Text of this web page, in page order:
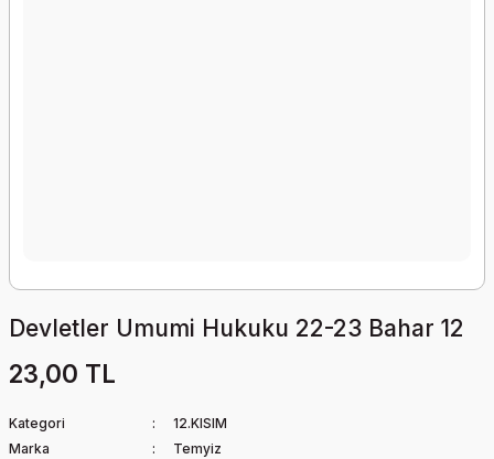
Devletler Umumi Hukuku 22-23 Bahar 12
23,00 TL
Kategori
12.KISIM
Marka
Temyiz